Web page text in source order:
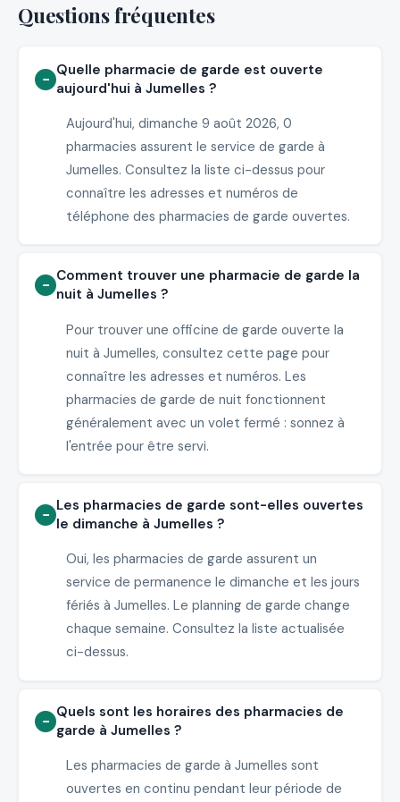
Questions fréquentes
Quelle pharmacie de garde est ouverte
aujourd'hui à Jumelles ?
Aujourd'hui, dimanche 9 août 2026, 0
pharmacies assurent le service de garde à
Jumelles. Consultez la liste ci-dessus pour
connaître les adresses et numéros de
téléphone des pharmacies de garde ouvertes.
Comment trouver une pharmacie de garde la
nuit à Jumelles ?
Pour trouver une officine de garde ouverte la
nuit à Jumelles, consultez cette page pour
connaître les adresses et numéros. Les
pharmacies de garde de nuit fonctionnent
généralement avec un volet fermé : sonnez à
l'entrée pour être servi.
Les pharmacies de garde sont-elles ouvertes
le dimanche à Jumelles ?
Oui, les pharmacies de garde assurent un
service de permanence le dimanche et les jours
fériés à Jumelles. Le planning de garde change
chaque semaine. Consultez la liste actualisée
ci-dessus.
Quels sont les horaires des pharmacies de
garde à Jumelles ?
Les pharmacies de garde à Jumelles sont
ouvertes en continu pendant leur période de